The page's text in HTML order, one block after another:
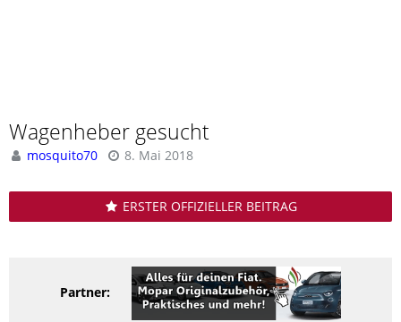
Wagenheber gesucht
mosquito70 8. Mai 2018
ERSTER OFFIZIELLER BEITRAG
Partner: